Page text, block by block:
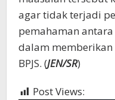
agar tidak terjadi
pemahaman
dalam memberikan
BPJS. (JEN/SR)
Post Views: